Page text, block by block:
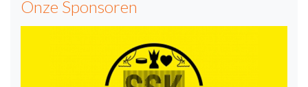
Onze Sponsoren